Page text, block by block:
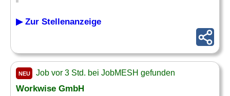
▶ Zur Stellenanzeige
NEU Job vor 3 Std. bei JobMESH gefunden
Workwise GmbH